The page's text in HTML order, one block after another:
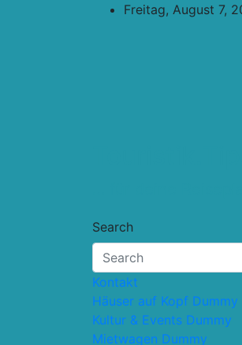
Freitag, August 7,
Search
Kontakt
Häuser auf Kopf Dummy
Kultur & Events Dummy
Mietwagen Dummy